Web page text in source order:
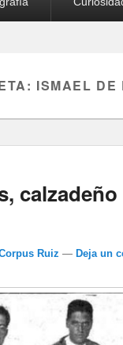
ISMAEL DE
Ruiz — Deja un